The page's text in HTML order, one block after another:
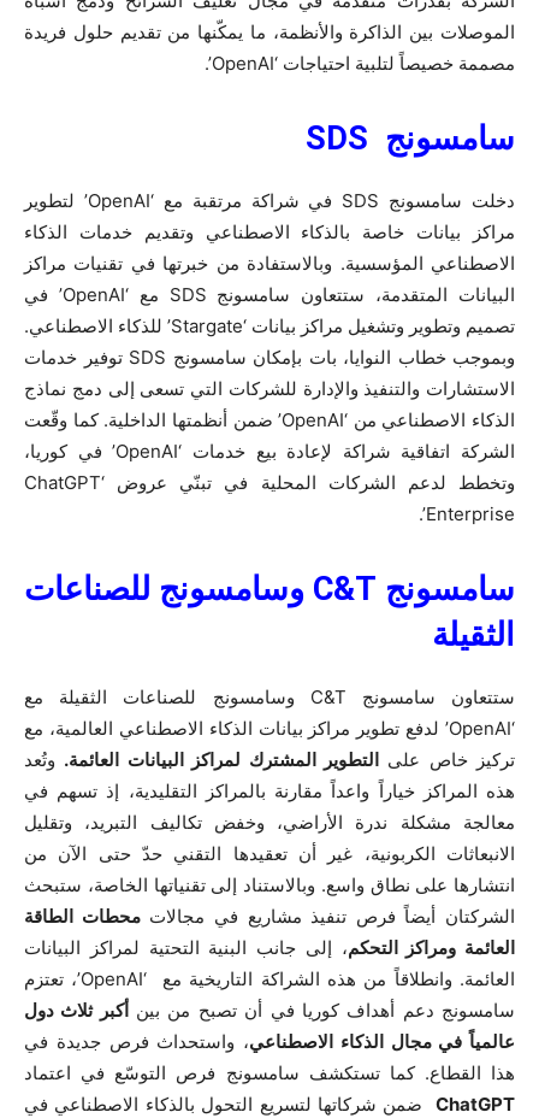
الموصلات بين الذاكرة والأنظمة، ما يمكّنها من تقديم حلول فريدة
مصممة خصيصاً لتلبية احتياجات ‘OpenAI’.
سامسونج SDS
دخلت سامسونج SDS في شراكة مرتقبة مع ‘OpenAI’ لتطوير
مراكز بيانات خاصة بالذكاء الاصطناعي وتقديم خدمات الذكاء
الاصطناعي المؤسسية. وبالاستفادة من خبرتها في تقنيات مراكز
البيانات المتقدمة، ستتعاون سامسونج SDS مع ‘OpenAI’ في
تصميم وتطوير وتشغيل مراكز بيانات ‘Stargate’ للذكاء الاصطناعي.
وبموجب خطاب النوايا، بات بإمكان سامسونج SDS توفير خدمات
الاستشارات والتنفيذ والإدارة للشركات التي تسعى إلى دمج نماذج
الذكاء الاصطناعي من ‘OpenAI’ ضمن أنظمتها الداخلية. كما وقّعت
الشركة اتفاقية شراكة لإعادة بيع خدمات ‘OpenAI’ في كوريا،
وتخطط لدعم الشركات المحلية في تبنّي عروض ‘ChatGPT
Enterprise’.
سامسونج
وسامسونج للصناعات
الثقيلة
ستتعاون سامسونج C&T وسامسونج للصناعات الثقيلة مع
‘OpenAI’ لدفع تطوير مراكز بيانات الذكاء الاصطناعي العالمية، مع
تركيز خاص علىالتطوير المشترك لمراكز البيانات العائمة. وتُعد
هذه المراكز خياراً واعداً مقارنة بالمراكز التقليدية، إذ تسهم في
معالجة مشكلة ندرة الأراضي، وخفض تكاليف التبريد، وتقليل
الانبعاثات الكربونية، غير أن تعقيدها التقني حدّ حتى الآن من
انتشارها على نطاق واسع. وبالاستناد إلى تقنياتها الخاصة، ستبحث
الشركتان أيضاً فرص تنفيذ مشاريع في مجالاتمحطات الطاقة
العائمة ومراكز التحكم، إلى جانب البنية التحتية لمراكز البيانات
العائمة. وانطلاقاً من هذه الشراكة التاريخية مع ‘OpenAI’، تعتزم
سامسونج دعم أهداف كوريا في أن تصبح من بينأكبر ثلاث دول
عالمياً في مجال الذكاء الاصطناعي، واستحداث فرص جديدة في
هذا القطاع. كما تستكشف سامسونج فرص التوسّع في اعتماد
ChatGPT ضمن شركاتها لتسريع التحول بالذكاء الاصطناعي في